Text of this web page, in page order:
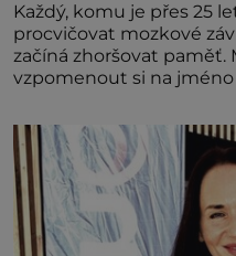
Každý, komu je přes 25
procvičovat mozkové
začíná zhoršovat
vzpomenout si na
nedávno přečetli. Je to
kdyby se paměť